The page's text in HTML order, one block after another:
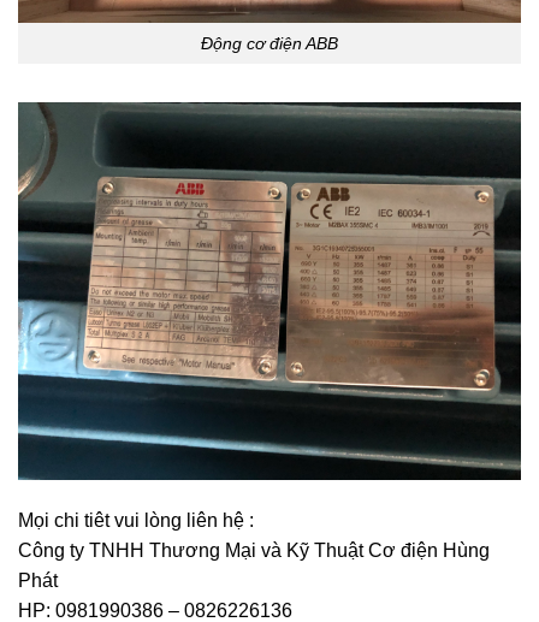
Động cơ điện ABB
Mọi chi tiêt vui lòng liên hệ :
Công ty TNHH Thương Mại và Kỹ Thuật Cơ điện Hùng
Phát
HP: 0981990386 – 0826226136